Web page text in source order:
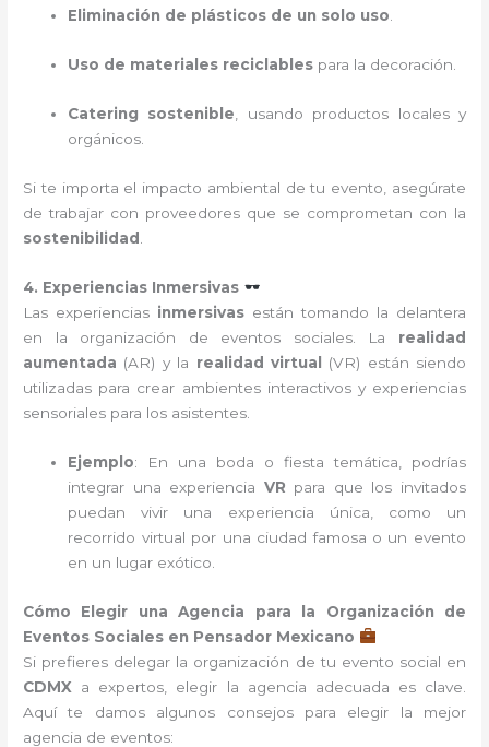
Eliminación de plásticos de un solo uso.
Uso de materiales reciclables para la decoración.
Catering sostenible , usando productos locales y
orgánicos.
Si te importa el impacto ambiental de tu evento, asegúrate
de trabajar con proveedores que se comprometan con la
sostenibilidad
4. Experiencias Inmersivas
Las experiencias inmersivas están tomando la delantera
en la organización de eventos sociales. La realidad
aumentada (AR) y la realidad virtual
(VR) están siendo
utilizadas para crear ambientes interactivos y experiencias
sensoriales para los asistentes.
Ejemplo: En una boda o fiesta temática, podrías
integrar una experiencia VR para que los invitados
puedan vivir una experiencia única, como un
recorrido virtual por una ciudad famosa o un evento
en un lugar exótico.
Cómo Elegir una Agencia para la Organización de
Eventos Sociales en Pensador Mexicano
Si prefieres delegar la organización de tu evento social en
CDMX a expertos, elegir la agencia adecuada es clave.
Aquí te damos algunos consejos para elegir la mejor
agencia de eventos: